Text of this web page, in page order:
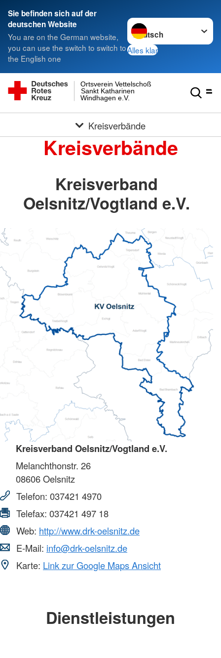
Sie befinden sich auf der
deutschen Website
You are on the German website,
you can use the switch to switch to
the English one
Sprache wechseln zu
Alles klar
Windhagen e.V.
Sankt Katharinen
Ortsverein Vettelschoß
Kreisverbände
Kreisverbände
Kreisverband
Oelsnitz/Vogtland e.V.
Kreisverband Oelsnitz/Vogtland e.V.
Melanchthonstr. 26
08606Oelsnitz
Telefon: 037421 4970
Telefax: 037421 497 18
Web: http://www.drk-oelsnitz.de
E-Mail: info@drk-oelsnitz.de
Karte: Link zur Google Maps Ansicht
Dienstleistungen